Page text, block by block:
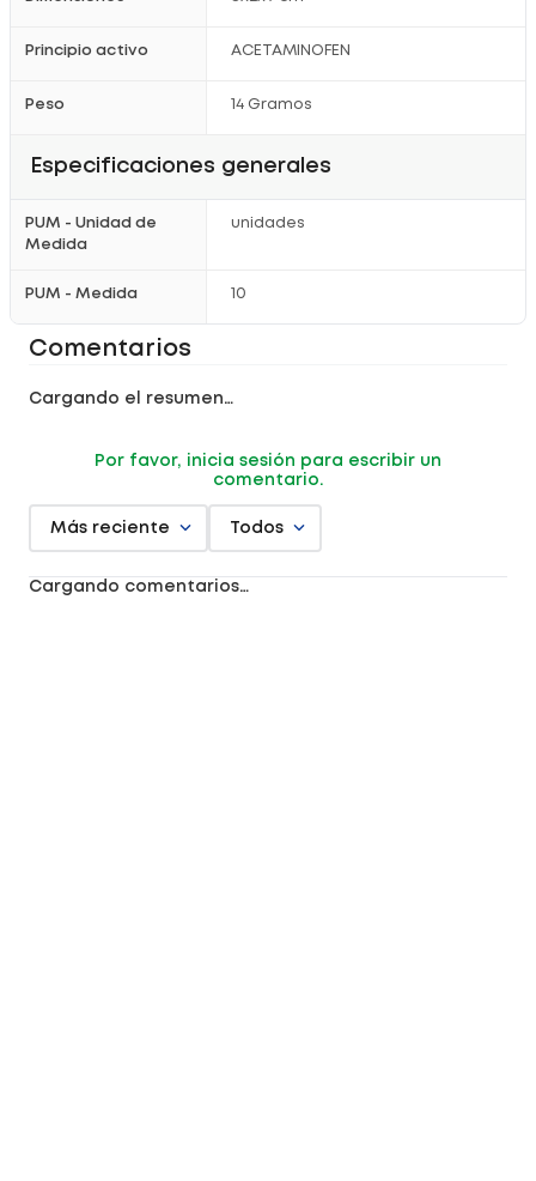
Principio activo ACETAMINOFEN
Peso 14 Gramos
Especificaciones generales
PUM - Unidad de
Medida
unidades
PUM - Medida 10
Comentarios
Cargando el resumen…
Por favor, inicia sesión para escribir un
comentario.
Más reciente Todos
Cargando comentarios…